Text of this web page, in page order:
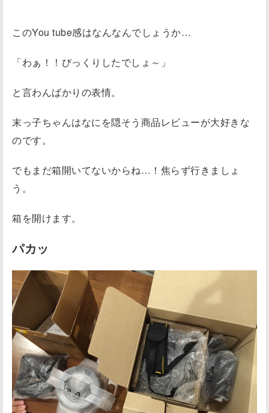
このYou tube感はなんなんでしょうか…
「わぁ！！びっくりしたでしょ～」
と言わんばかりの表情。
末っ子ちゃんはなにを隠そう商品レビューが大好きな
のです。
でもまだ箱開いてないからね…！焦らず行きましょ
う。
箱を開けます。
パカッ